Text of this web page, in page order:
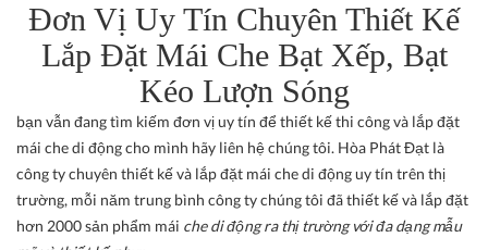
Đơn Vị Uy Tín Chuyên Thiết Kế
Lắp Đặt Mái Che Bạt Xếp, Bạt
Kéo Lượn Sóng
bạn vẫn đang tìm kiếm đơn vị uy tín để thiết kế thi công và lắp đặt
mái che di động cho mình hãy liên hệ chúng tôi. Hòa Phát Đạt là
công ty chuyên thiết kế và lắp đặt mái che di động uy tín trên thị
trường, mỗi năm trung bình công ty chúng tôi đã thiết kế và lắp đặt
hơn 2000 sản phẩm mái che di động ra thị trường với đa dạng mẫu